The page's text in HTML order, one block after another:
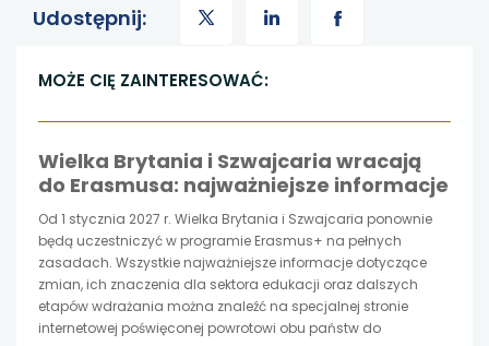
Udostępnij: uwaga,
się
w
nowej
karcie
uwaga,
się
w
nowej
karcie
uwaga,
się
w
nowej
karcie
MOŻE CIĘ ZAINTERESOWAĆ:
Wielka Brytania i Szwajcaria wracają
do Erasmusa: najważniejsze informacje
Od 1 stycznia 2027 r. Wielka Brytania i Szwajcaria ponownie
będą uczestniczyć w programie Erasmus+ na pełnych
zasadach. Wszystkie najważniejsze informacje dotyczące
zmian, ich znaczenia dla sektora edukacji oraz dalszych
etapów wdrażania można znaleźć na specjalnej stronie
internetowej poświęconej powrotowi obu państw do